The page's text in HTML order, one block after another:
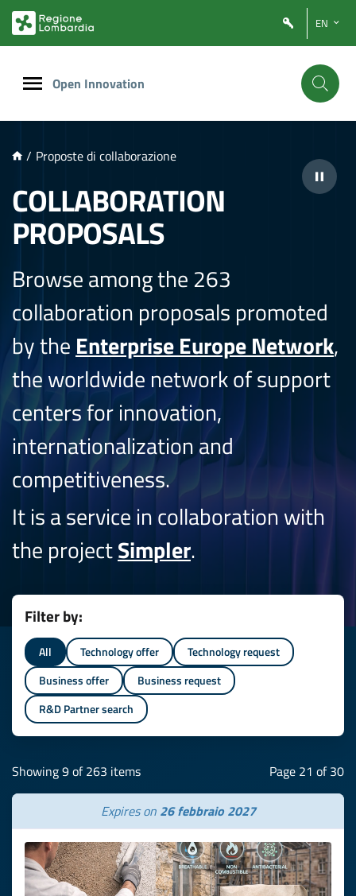
PRINCIPALE
EN
Open Innovation
/ Proposte di collaborazione
COLLABORATION
PROPOSALS
Browse among the 263
collaboration proposals promoted
by the Enterprise Europe Network,
the worldwide network of support
centers for innovation,
internationalization and
competitiveness.
It is a service in collaboration with
the projectSimpler.
Filter by:
All Technology offer
Technology request
Business offer
Business request
R&D Partner search
Showing 9 of 263 items Page 21 of 30
Expires on 26 febbraio 2027